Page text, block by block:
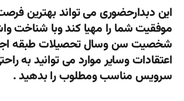
این دبدارحضوری می تواند بهترین
موفقیت شما را مهیا کند وبا شناخت
شخصیت سن وسال تحصیلات طبقه
اعتقادات وسایر موارد می توانید به
سرویس مناسب ومطلوب را بدهید .